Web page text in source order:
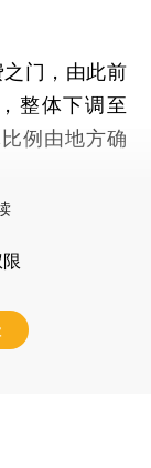
门，由此前
整体下调至
例由地方确